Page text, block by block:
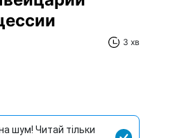
3 хв
шум! Читай тільки